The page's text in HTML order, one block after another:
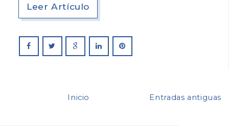
Leer Artículo
Entradas antiguas
Inicio